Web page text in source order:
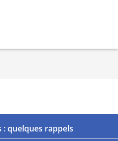
: quelques rappels